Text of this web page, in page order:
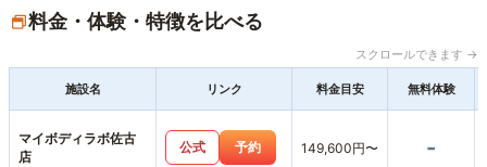
料金・体験・特徴を比べる
スクロールできます →
施設名 リンク 料金目安 無料体験
マイボディラボ佐古
店
公式 予約 149,600円〜 -